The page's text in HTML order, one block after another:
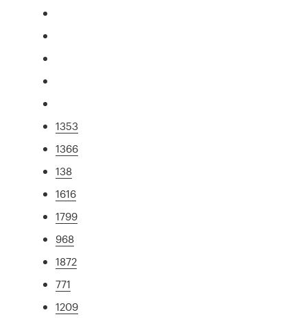
1353
1366
138
1616
1799
968
1872
771
1209